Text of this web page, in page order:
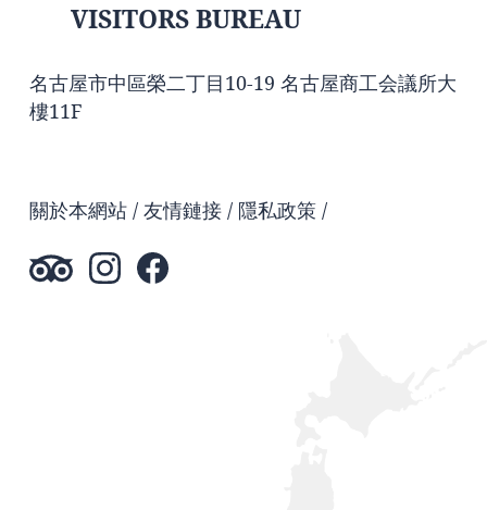
VISITORS BUREAU
名古屋市中區榮二丁目10-19 名古屋商工会議所大
樓11F
關於本網站 友情鏈接 隱私政策